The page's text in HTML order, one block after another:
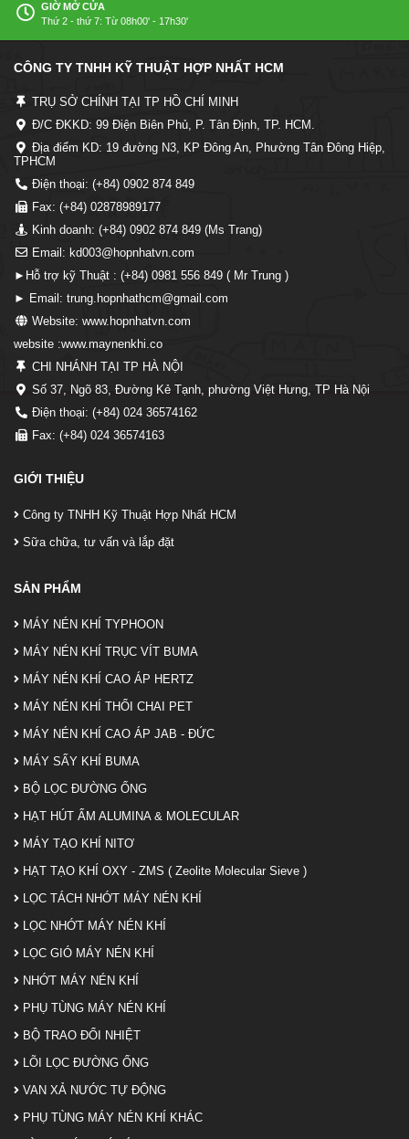
GIỜ MỞ CỬA
Thứ 2 - thứ 7: Từ 08h00' - 17h30'
CÔNG TY TNHH KỸ THUẬT HỢP NHẤT HCM
TRỤ SỞ CHÍNH TẠI TP HỒ CHÍ MINH
Đ/C ĐKKD: 99 Điện Biên Phủ, P. Tân Định, TP. HCM.
Địa điểm KD: 19 đường N3, KP Đông An, Phường Tân Đông Hiệp,
TPHCM
Điện thoại: (+84) 0902 874 849
Fax: (+84) 02878989177
Kinh doanh: (+84) 0902 874 849 (Ms Trang)
Email: kd003@hopnhatvn.com
►Hỗ trợ kỹ Thuật : (+84) 0981 556 849 ( Mr Trung )
► Email: trung.hopnhathcm@gmail.com
Website: www.hopnhatvn.com
website :www.maynenkhi.co
CHI NHÁNH TẠI TP HÀ NỘI
Số 37, Ngõ 83, Đường Kẻ Tạnh, phường Việt Hưng, TP Hà Nội
Điện thoại: (+84) 024 36574162
Fax: (+84) 024 36574163
GIỚI THIỆU
Công ty TNHH Kỹ Thuật Hợp Nhất HCM
Sữa chữa, tư vấn và lắp đặt
SẢN PHẨM
MÁY NÉN KHÍ TYPHOON
MÁY NÉN KHÍ TRỤC VÍT BUMA
MÁY NÉN KHÍ CAO ÁP HERTZ
MÁY NÉN KHÍ THỔI CHAI PET
MÁY NÉN KHÍ CAO ÁP JAB - ĐỨC
MÁY SẤY KHÍ BUMA
BỘ LỌC ĐƯỜNG ỐNG
HẠT HÚT ẨM ALUMINA & MOLECULAR
MÁY TẠO KHÍ NITƠ
HẠT TẠO KHÍ OXY - ZMS ( Zeolite Molecular Sieve )
LỌC TÁCH NHỚT MÁY NÉN KHÍ
LỌC NHỚT MÁY NÉN KHÍ
LỌC GIÓ MÁY NÉN KHÍ
NHỚT MÁY NÉN KHÍ
PHỤ TÙNG MÁY NÉN KHÍ
BỘ TRAO ĐỔI NHIỆT
LÕI LỌC ĐƯỜNG ỐNG
VAN XẢ NƯỚC TỰ ĐỘNG
PHỤ TÙNG MÁY NÉN KHÍ KHÁC